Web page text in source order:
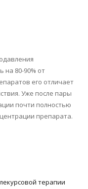
на 80-90% от
его отличает
Уже после пары
почти полностью
препарата.
терапии